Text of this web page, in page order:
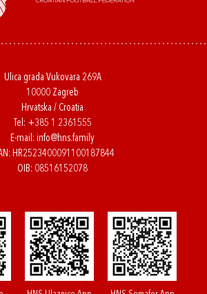
Ulica grada Vukovara 269A
10000 Zagreb
Hrvatska / Croatia
Tel: +385 1 2361555
E-mail: info@hns.family
HR2523400091100187844
OIB: 08516152078